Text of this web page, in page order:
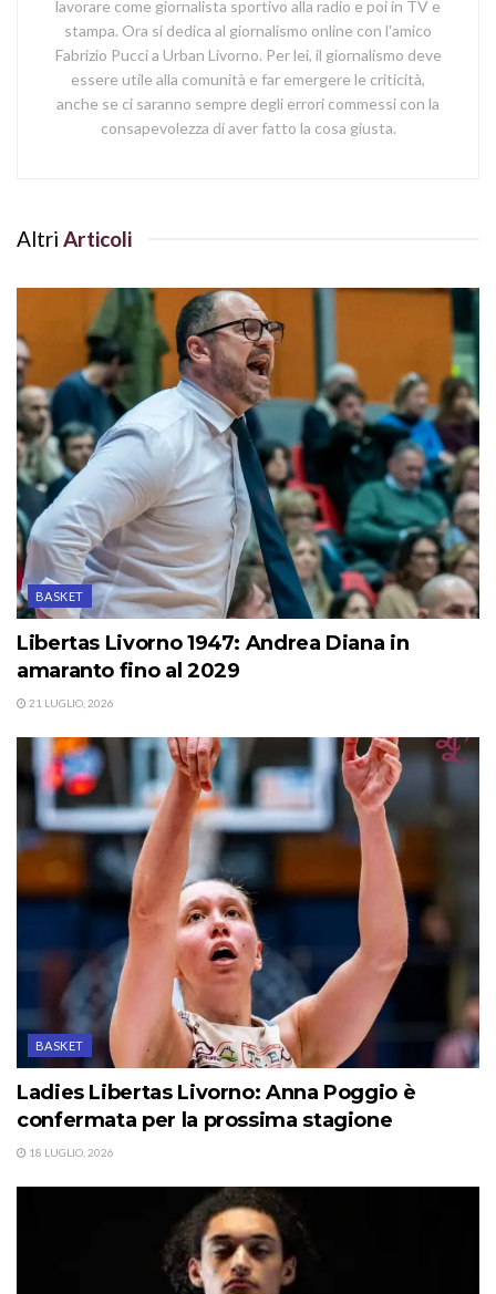
lavorare come giornalista sportivo alla radio e poi in TV e
stampa. Ora si dedica al giornalismo online con l'amico
Fabrizio Pucci a Urban Livorno. Per lei, il giornalismo deve
essere utile alla comunità e far emergere le criticità,
anche se ci saranno sempre degli errori commessi con la
consapevolezza di aver fatto la cosa giusta.
Altri Articoli
BASKET
Libertas Livorno 1947: Andrea Diana in
amaranto fino al 2029
21 LUGLIO, 2026
BASKET
Ladies Libertas Livorno: Anna Poggio è
confermata per la prossima stagione
18 LUGLIO, 2026